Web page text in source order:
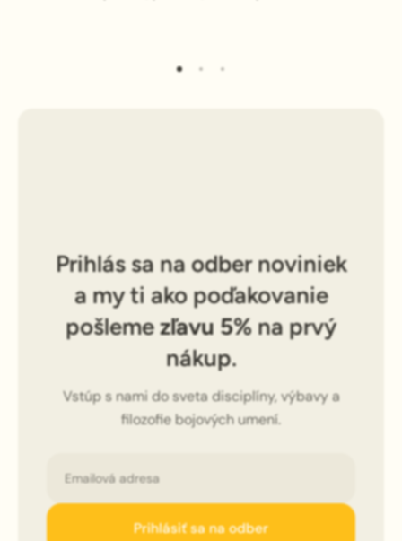
Prihlás sa na odber noviniek
a my ti ako poďakovanie
pošlemezľavu 5%na prvý
nákup.
Vstúp s nami do sveta disciplíny, výbavy a
filozofie bojových umení.
Prihlásiť sa na odber